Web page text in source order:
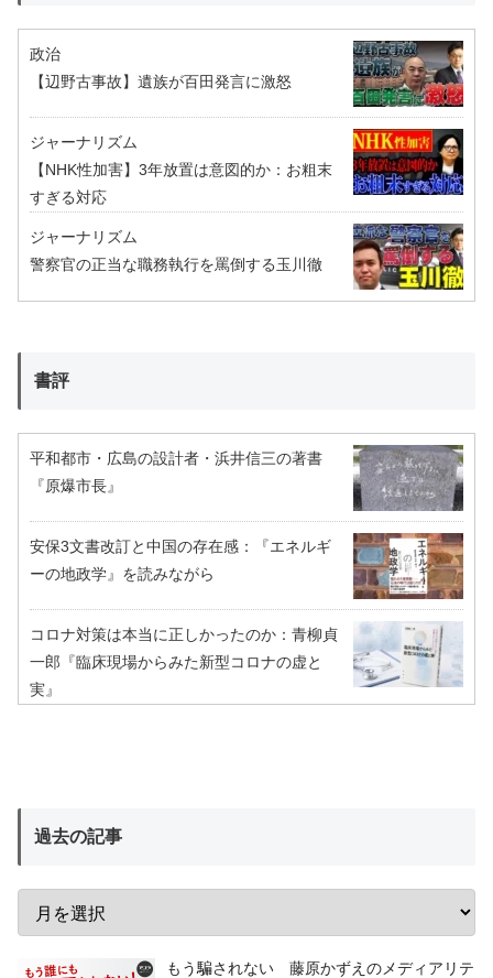
政治
【辺野古事故】遺族が百田発言に激怒
ジャーナリズム
【NHK性加害】3年放置は意図的か：お粗末
すぎる対応
ジャーナリズム
警察官の正当な職務執行を罵倒する玉川徹
書評
平和都市・広島の設計者・浜井信三の著書
『原爆市長』
安保3文書改訂と中国の存在感：『エネルギ
ーの地政学』を読みながら
コロナ対策は本当に正しかったのか：青柳貞
一郎『臨床現場からみた新型コロナの虚と
実』
過去の記事
もう騙されない 藤原かずえのメディアリテ